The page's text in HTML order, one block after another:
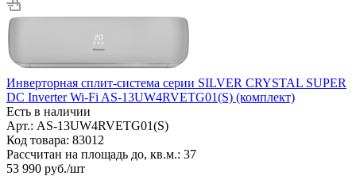
Инверторная сплит-система серии SILVER CRYSTAL SUPER
DC Inverter Wi-Fi AS-13UW4RVETG01(S) (комплект)
Есть в наличии
Арт.: AS-13UW4RVETG01(S)
Код товара: 83012
Рассчитан на площадь до, кв.м.: 37
53 990 руб./шт